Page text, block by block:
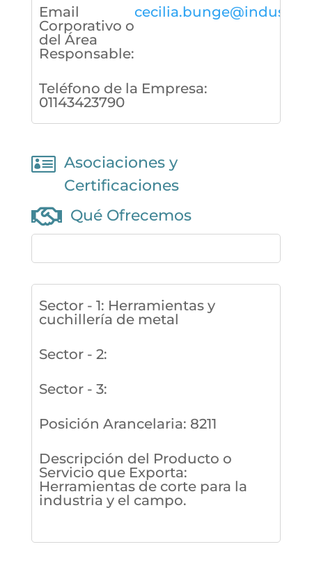
Email
Corporativo o
del Área
Responsable:
Teléfono de la Empresa:
01143423790
 Asociaciones y
Certificaciones
 Qué Ofrecemos
Sector - 1: Herramientas y
cuchillería de metal
Sector - 2:
Sector - 3:
Posición Arancelaria: 8211
Descripción del Producto o
Servicio que Exporta:
Herramientas de corte para la
industria y el campo.